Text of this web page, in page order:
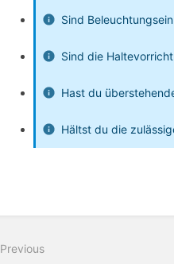
Sind
Sind die
Hast du
Hältst du die
Previous